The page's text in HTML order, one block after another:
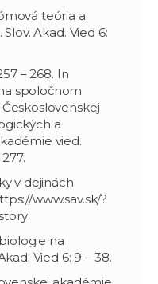
teória a
Akad. Vied 6:
– 268. In
spoločnom
a
vied.
v dejinách
www.sav.sk/?
na
Vied 6: 9 – 38.